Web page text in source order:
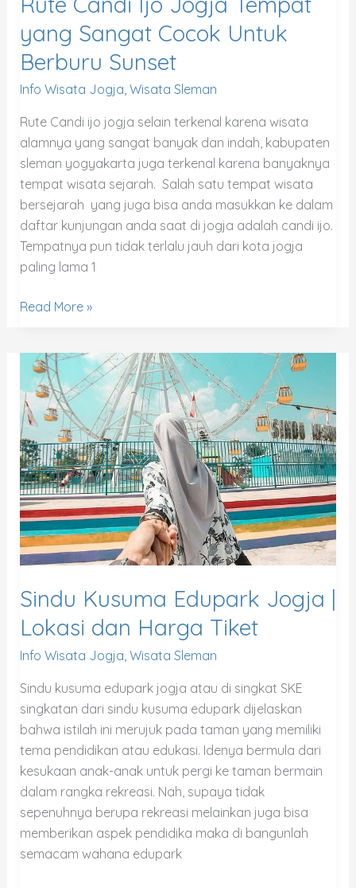
yang Sangat Cocok Untuk
Berburu Sunset
Info Wisata Jogja, Wisata Sleman
Rute Candi ijo jogja selain terkenal karena wisata
alamnya yang sangat banyak dan indah, kabupaten
sleman yogyakarta juga terkenal karena banyaknya
tempat wisata sejarah. Salah satu tempat wisata
bersejarah yang juga bisa anda masukkan ke dalam
daftar kunjungan anda saat di jogja adalah candi ijo.
Tempatnya pun tidak terlalu jauh dari kota jogja
paling lama 1
Read More »
Sindu Kusuma Edupark Jogja |
Lokasi dan Harga Tiket
Info Wisata Jogja Wisata Sleman
Sindu kusuma edupark jogja atau di singkat SKE
singkatan dari sindu kusuma edupark dijelaskan
bahwa istilah ini merujuk pada taman yang memiliki
tema pendidikan atau edukasi. Idenya bermula dari
kesukaan anak-anak untuk pergi ke taman bermain
dalam rangka rekreasi. Nah, supaya tidak
sepenuhnya berupa rekreasi melainkan juga bisa
memberikan aspek pendidika maka di bangunlah
semacam wahana edupark
Sindu
Kusuma
Edupark
Jogja
|
Lokasi
dan
Harga
Tiket